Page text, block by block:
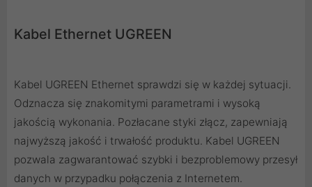
Kabel Ethernet UGREEN
Kabel UGREEN Ethernet sprawdzi się w każdej sytuacji.
Odznacza się znakomitymi parametrami i wysoką
jakością wykonania. Pozłacane styki złącz, zapewniają
najwyższą jakość i trwałość produktu. Kabel UGREEN
pozwala zagwarantować szybki i bezproblemowy przesył
danych w przypadku połączenia z Internetem.